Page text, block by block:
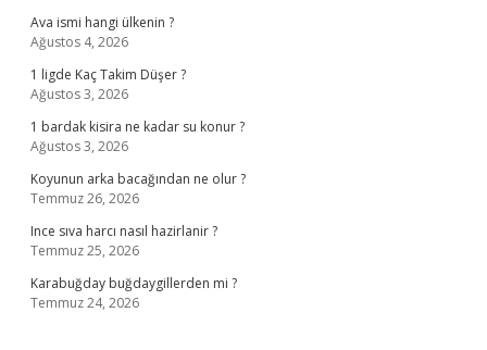
Ava ismi hangi ülkenin ?
Ağustos 4, 2026
1 ligde Kaç Takim Düşer ?
Ağustos 3, 2026
1 bardak kisira ne kadar su konur ?
Ağustos 3, 2026
Koyunun arka bacağından ne olur ?
Temmuz 26, 2026
Ince sıva harcı nasıl hazirlanir ?
Temmuz 25, 2026
Karabuğday buğdaygillerden mi ?
Temmuz 24, 2026